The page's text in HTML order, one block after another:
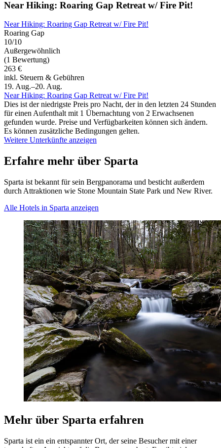
Near Hiking: Roaring Gap Retreat w/ Fire Pit!
Near Hiking: Roaring Gap Retreat w/ Fire Pit!
Roaring Gap
10/10
Außergewöhnlich
(1 Bewertung)
263 €
inkl. Steuern & Gebühren
19. Aug.–20. Aug.
Near Hiking: Roaring Gap Retreat w/ Fire Pit!
Dies ist der niedrigste Preis pro Nacht, der in den letzten 24 Stunden
für einen Aufenthalt mit 1 Übernachtung von 2 Erwachsenen
gefunden wurde. Preise und Verfügbarkeiten können sich ändern.
Es können zusätzliche Bedingungen gelten.
Weitere Unterkünfte anzeigen
Erfahre mehr über Sparta
Sparta ist bekannt für sein Bergpanorama und besticht außerdem
durch Attraktionen wie Stone Mountain State Park und New River.
Alle Hotels in Sparta anzeigen
Mehr über Sparta erfahren
Sparta ist ein ein entspannter Ort, der seine Besucher mit einer